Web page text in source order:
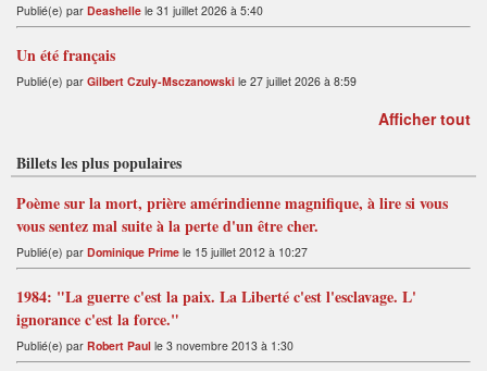
Publié(e) par Deashelle le 31 juillet 2026 à 5:40
Un été français
Publié(e) par Gilbert Czuly-Msczanowski le 27 juillet 2026 à 8:59
Afficher tout
Billets les plus populaires
Poème sur la mort, prière amérindienne magnifique, à lire si vous
vous sentez mal suite à la perte d'un être cher.
Publié(e) par Dominique Prime le 15 juillet 2012 à 10:27
1984: "La guerre c'est la paix. La Liberté c'est l'esclavage. L'
ignorance c'est la force."
Publié(e) par Robert Paul le 3 novembre 2013 à 1:30